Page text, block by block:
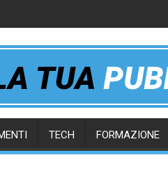
TECH FORMAZIONE